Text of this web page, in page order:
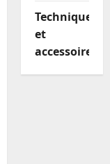
Techniques
et
accessoires